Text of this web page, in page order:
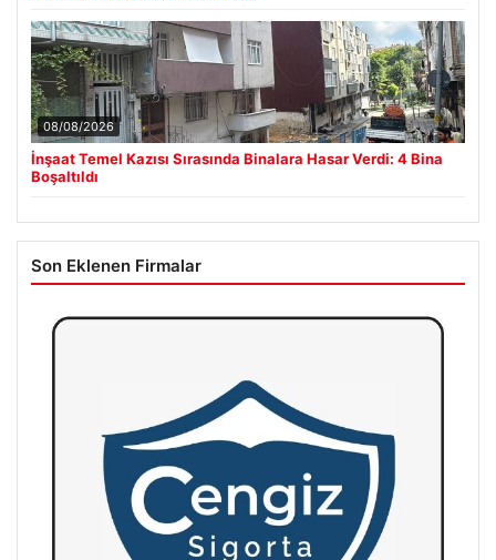
08/08/2026
İnşaat Temel Kazısı Sırasında Binalara Hasar Verdi: 4 Bina
Boşaltıldı
Son Eklenen Firmalar